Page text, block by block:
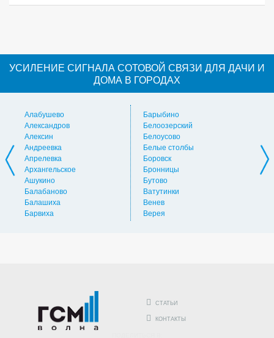
УСИЛЕНИЕ СИГНАЛА СОТОВОЙ СВЯЗИ ДЛЯ ДАЧИ И
ДОМА В ГОРОДАХ
Алабушево
Александров
Алексин
Андреевка
Апрелевка
Архангельское
Ашукино
Балабаново
Балашиха
Барвиха
Барыбино
Белоозерский
Белоусово
Белые столбы
Боровск
Бронницы
Бутово
Ватутинки
Венев
Верея
СТАТЬИ
КОНТАКТЫ